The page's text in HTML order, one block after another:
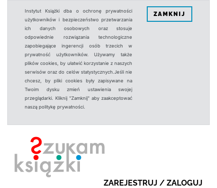
Instytut Książki dba o ochronę prywatności
użytkowników i bezpieczeństwo przetwarzania
ich danych osobowych oraz stosuje
odpowiednie rozwiązania technologiczne
zapobiegające ingerencji osób trzecich w
prywatność użytkowników. Używamy także
plików cookies, by ułatwić korzystanie z naszych
serwisów oraz do celów statystycznych.Jeśli nie
chcesz, by pliki cookies były zapisywane na
Twoim dysku zmień ustawienia swojej
przeglądarki. Kliknij "Zamknij" aby zaakceptować
naszą politykę prywatności.
ZAMKNIJ
ZAREJESTRUJ / ZALOGUJ